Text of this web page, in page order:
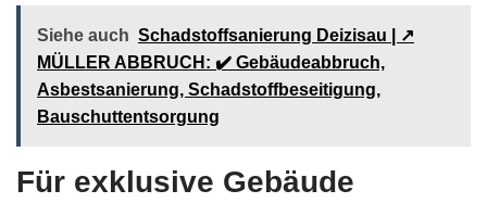
Siehe auch Schadstoffsanierung Deizisau | ↗️
MÜLLER ABBRUCH: ✔️ Gebäudeabbruch,
Asbestsanierung, Schadstoffbeseitigung,
Bauschuttentsorgung
Für exklusive Gebäude